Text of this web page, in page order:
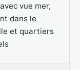
vue mer,
dans le
et quartiers